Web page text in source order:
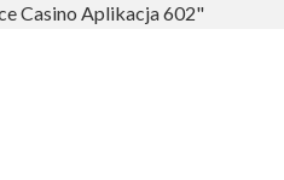
Casino Aplikacja 602"